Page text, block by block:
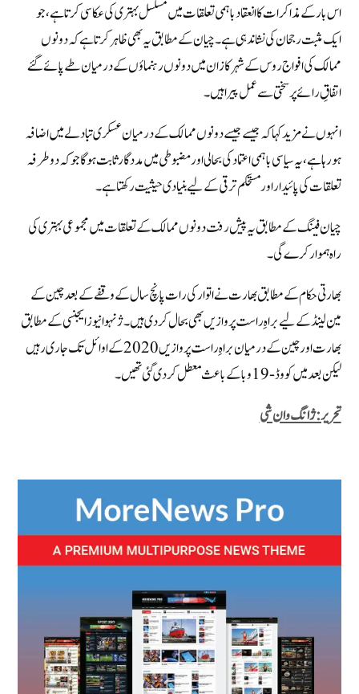
اس بار کے مذاکرات کا انعقاد باہمی تعلقات میں مسلسل بہتری کی عکاسی کرتا ہے، جو
ایک مثبت رجحان کی نشاندہی ہے۔ چیان کے مطابق یہ بھی ظاہر کرتا ہے کہ دونوں
ممالک کی افواج روس کے شہر کازان میں دونوں رہنماؤں کے درمیان طے پائے گئے
اتفاقِ رائے پر سختی سے عمل پیرا ہیں۔
انہوں نے مزید کہا کہ جیسے جیسے دونوں ممالک کے درمیان عسکری تبادلے میں اضافہ
ہو رہا ہے، یہ سیاسی باہمی اعتماد کی بحالی اور مضبوطی میں مددگار ثابت ہوگا جو کہ دوطرفہ
تعلقات کی پائیدار اور مستحکم ترقی کے لیے بنیادی حیثیت رکھتا ہے۔
چیان فینگ کے مطابق یہ پیش رفت دونوں ممالک کے تعلقات میں مجموعی بہتری کی
راہ ہموار کرے گی۔
بھارتی حکام کے مطابق بھارت نے اتوار کی رات پانچ سال کے وقفے کے بعد چین کے
مین لینڈ کے لیے براہِ راست پروازیں بھی بحال کر دی ہیں۔ ژنہوا نیوز ایجنسی کے مطابق
بھارت اور چین کے درمیان براہِ راست پروازیں 2020 کے اوائل تک جاری رہیں
لیکن بعد میں کووڈ-19 وبا کے باعث معطل کر دی گئی تھیں۔
تحریر: ژانگ وان شی